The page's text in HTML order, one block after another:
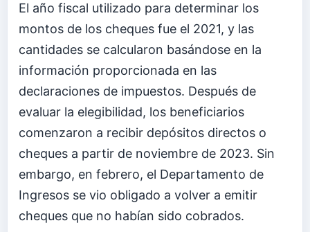
El año fiscal utilizado para determinar los
montos de los cheques fue el 2021, y las
cantidades se calcularon basándose en la
información proporcionada en las
declaraciones de impuestos. Después de
evaluar la elegibilidad, los beneficiarios
comenzaron a recibir depósitos directos o
cheques a partir de noviembre de 2023. Sin
embargo, en febrero, el Departamento de
Ingresos se vio obligado a volver a emitir
cheques que no habían sido cobrados.